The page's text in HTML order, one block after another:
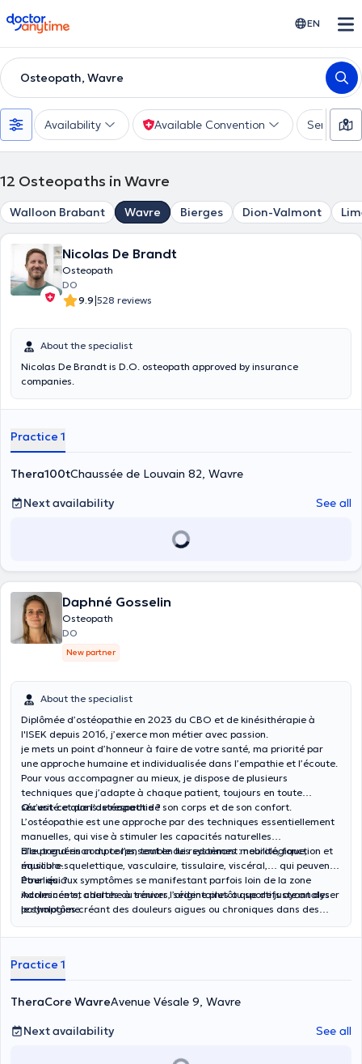
doctoranytime EN
Osteopath, Wavre
Availability Available Convention Services
12 Osteopaths in Wavre
Walloon Brabant Wavre Bierges Dion-Valmont
Nicolas De Brandt
Osteopath
DO
9.9|528 reviews
About the specialist
Nicolas De Brandt is D.O. osteopath approved by insurance
companies.
Practice 1
Thera100tChaussée de Louvain 82, Wavre
Next availability
See all
Daphné Gosselin
Osteopath
DO
New partner
About the specialist
Diplômée d’ostéopathie en 2023 du CBO et de kinésithérapie à
l'ISEK depuis 2016, j’exerce mon métier avec passion.
je mets un point d’honneur à faire de votre santé, ma priorité par
une approche humaine et individualisée dans l’empathie et l’écoute.
Pour vous accompagner au mieux, je dispose de plusieurs
techniques que j’adapte à chaque patient, toujours en toute
sécurité et dans le respect de son corps et de son confort.
Qu’est-ce que l’ostéopathie ?
L’ostéopathie est une approche par des techniques essentiellement
manuelles, qui vise à stimuler les capacités naturelles
d’autoguérison du corps, tout en lui redonnant mobilité, fonction et
équilibre.
Elle prend en compte l’ensemble des systèmes : neurologique,
musculo-squelettique, vasculaire, tissulaire, viscéral,… qui peuvent
être liés aux symptômes se manifestant parfois loin de la zone
incriminée et cherche à trouver l’origine plutôt que de juste analyser
le symptôme.
Pour qui ?
Adolescents, adultes ou séniors, sédentaires ou sportifs ayant des
pathologies créant des douleurs aigues ou chroniques dans des
musculo-squelettiques, les problèmes articulaires
douleurs chroniques, etc ...
Practice 1
TheraCore WavreAvenue Vésale 9, Wavre
Next availability
See all